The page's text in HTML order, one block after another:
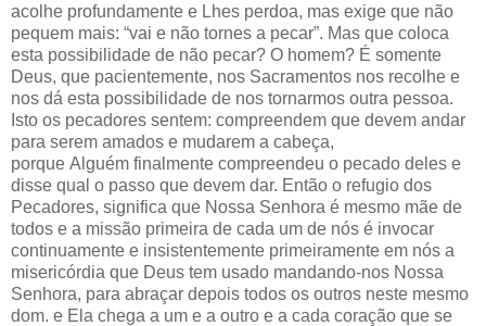
acolhe profundamente e Lhes perdoa, mas exige que não
pequem mais: “vai e não tornes a pecar”. Mas que coloca
esta possibilidade de não pecar? O homem? É somente
Deus, que pacientemente, nos Sacramentos nos recolhe e
nos dá esta possibilidade de nos tornarmos outra pessoa.
Isto os pecadores sentem: compreendem que devem andar
para serem amados e mudarem a cabeça,
porque Alguém finalmente compreendeu o pecado deles e
disse qual o passo que devem dar. Então o refugio dos
Pecadores, significa que Nossa Senhora é mesmo mãe de
todos e a missão primeira de cada um de nós é invocar
continuamente e insistentemente primeiramente em nós a
misericórdia que Deus tem usado mandando-nos Nossa
Senhora, para abraçar depois todos os outros neste mesmo
dom. e Ela chega a um e a outro e a cada coração que se